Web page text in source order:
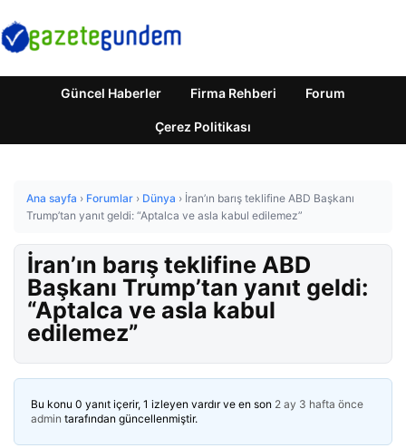
Güncel Haberler Firma Rehberi Forum
Çerez Politikası
Ana sayfa › Forumlar › Dünya › İran’ın barış teklifine ABD Başkanı
Trump’tan yanıt geldi: “Aptalca ve asla kabul edilemez”
İran’ın barış teklifine ABD
Başkanı Trump’tan yanıt geldi:
“Aptalca ve asla kabul
edilemez”
Bu konu 0 yanıt içerir, 1 izleyen vardır ve en son 2 ay 3 hafta önce
admin tarafından güncellenmiştir.